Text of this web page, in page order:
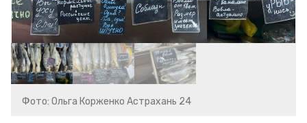
Фото: Ольга Корженко Астрахань 24